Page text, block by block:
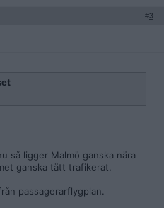
#3
så ligger Malmö ganska nära
ganska tätt trafikerat.
passagerarflygplan.